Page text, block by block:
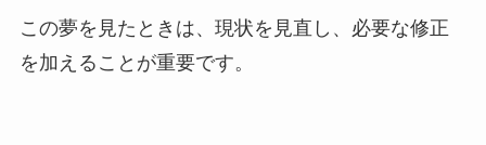
この夢を見たときは、現状を見直し、必要な修正
を加えることが重要です。